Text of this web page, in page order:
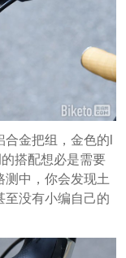
金把组，金色的l
搭配想必是需要
测中，你会发现土
至没有小编自己的